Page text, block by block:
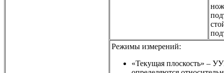
Режимы измерений:
«Текущая плоскость» –